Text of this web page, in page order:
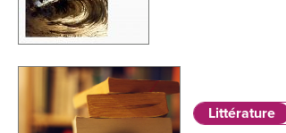
Littérature